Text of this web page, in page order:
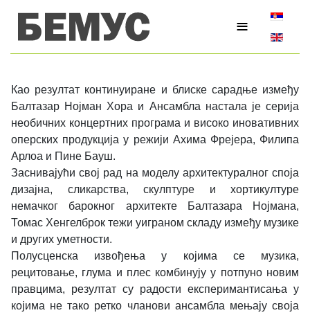
≡
Као резултат континуиране и блиске сарадње између
Балтазар Нојман Хора и Ансамбла настала је серија
необичних концертних програма и високо иновативних
оперских продукција у режији Ахима Фрејера, Филипа
Арлоа и Пине Бауш.
Заснивајући свој рад на моделу архитектуралног споја
дизајна, сликарства, скулптуре и хортикултуре
немачког барокног архитекте Балтазара Нојмана,
Томас Хенгелброк тежи уиграном складу између музике
и других уметности.
Полусценска извођења у којима се музика,
рецитовање, глума и плес комбинују у потпуно новим
правцима, резултат су радости експеримантисања у
којима не тако ретко чланови ансамбла мењају своја